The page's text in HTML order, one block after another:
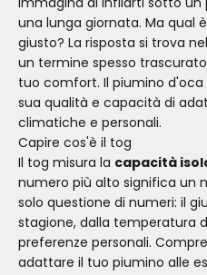
una lunga giornata. Ma qual
giusto? La risposta si trova
un termine spesso
tuo comfort. Il piumino
sua qualità e capacità di
climatiche e personali.
Capire cos'è il tog
Il tog misura la capacità
numero più alto significa un
solo questione di numeri: il
stagione, dalla temperatura
preferenze personali.
adattare il tuo piumino alle